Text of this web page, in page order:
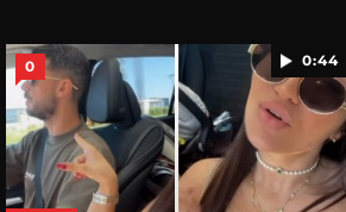
0:44
0